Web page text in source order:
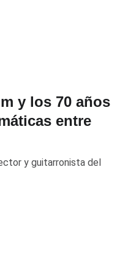
y los 70 años
entre
y guitarronista del